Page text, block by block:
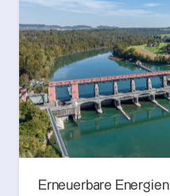
Erneuerbare Energien